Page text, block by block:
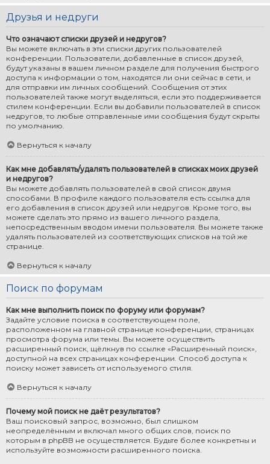
Друзья и недруги
Что означают списки друзей и недругов?
Вы можете включать в эти списки других пользователей
конференции. Пользователи, добавленные в список друзей,
будут указаны в вашем личном разделе для получения быстрого
доступа к информации о том, находятся ли они сейчас в сети, и
для отправки им личных сообщений. Сообщения от этих
пользователей также могут выделяться, если это поддерживается
стилем конференции. Если вы добавили пользователей в список
недругов, то любые отправленные ими сообщения будут скрыты
по умолчанию.
Вернуться к началу
Как мне добавлять/удалять пользователей в списках моих друзей
и недругов?
Вы можете добавлять пользователей в свой список двумя
способами. В профиле каждого пользователя есть ссылка для
его добавления в список друзей или недругов. Кроме того, вы
можете сделать это прямо из вашего личного раздела,
непосредственным вводом имени пользователя. Вы можете также
удалять пользователей из соответствующих списков на той же
странице.
Вернуться к началу
Поиск по форумам
Как мне выполнить поиск по форуму или форумам?
Задайте условие поиска в соответствующем поле,
расположенном на главной странице конференции, страницах
просмотра форума или темы. Вы можете осуществить
расширенный поиск, щёлкнув по ссылке «Расширенный поиск»,
доступной на всех страницах конференции. Способ доступа к
поиску может зависеть от используемого стиля.
Вернуться к началу
Почему мой поиск не даёт результатов?
Ваш поисковый запрос, возможно, был слишком
неопределённым и включал много общих слов, поиск по
которым в phpBB не осуществляется. Будьте более конкретны и
используйте возможности расширенного поиска.